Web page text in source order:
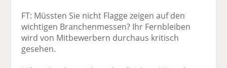
FT: Müssten Sie nicht Flagge zeigen auf den
wichtigen Branchenmessen? Ihr Fernbleiben
wird von Mitbewerbern durchaus kritisch
gesehen.